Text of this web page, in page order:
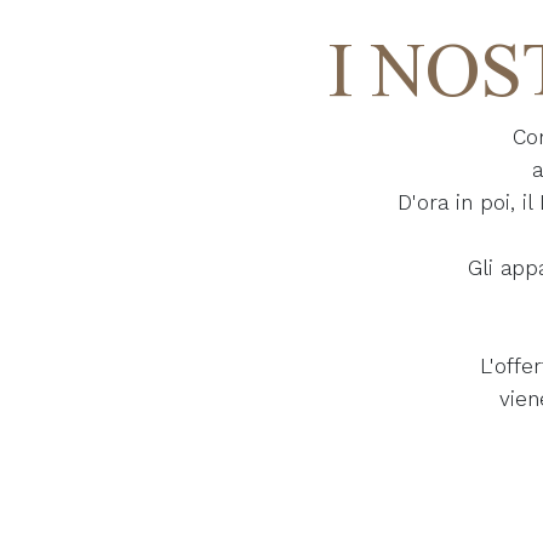
I
D'ora in poi, il
Gli